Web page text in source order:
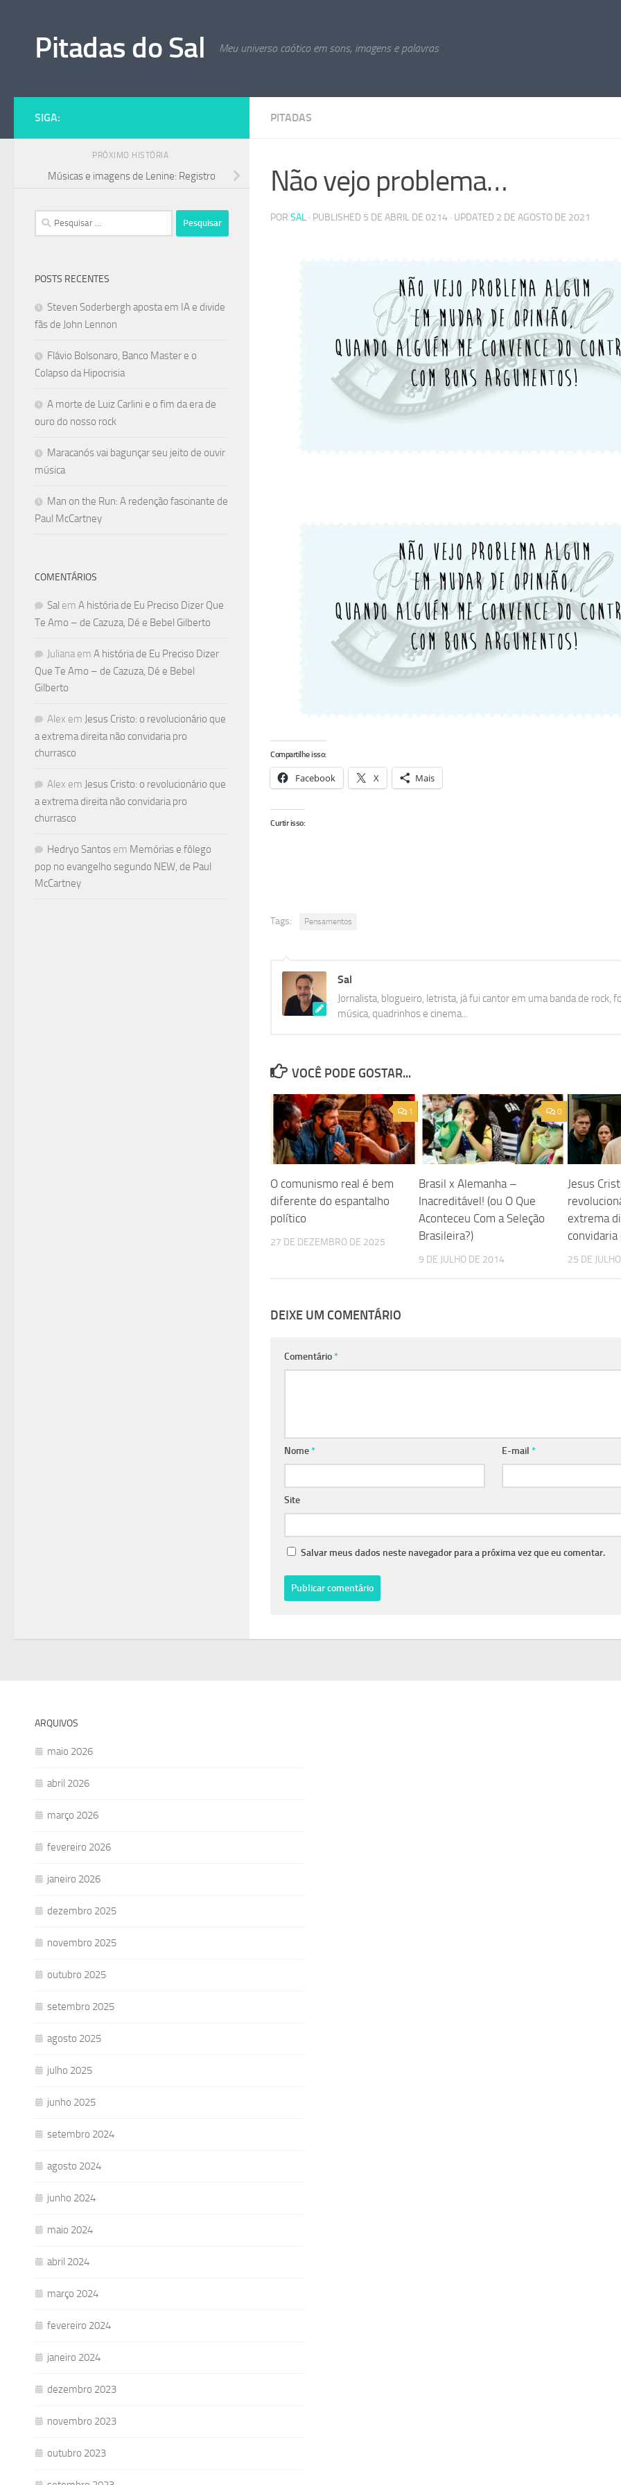
Pitadas do Sal Meu universo caótico em sons, imagens e palavras
PITADAS
Não vejo problema…
POR SAL · PUBLISHED 5 DE ABRIL DE 0214 · UPDATED 2 DE AGOSTO DE 2021
Compartilhe isso:
Facebook X Mais
Curtir isso:
Tags: Pensamentos
Sal
Jornalista, blogueiro, letrista, já fui cantor em uma banda de rock,
música, quadrinhos e cinema...
VOCÊ PODE GOSTAR...
1
O comunismo real é bem
diferente do espantalho
político
27 DE DEZEMBRO DE 2025
0
Brasil x Alemanha –
Inacreditável! (ou O Que
Aconteceu Com a Seleção
Brasileira?)
9 DE JULHO DE 2014
Jesus
extrema
convidaria
25 DE
DEIXE UM COMENTÁRIO
Comentário*
Nome* E-mail*
Site
Salvar meus dados neste navegador para a próxima vez que eu comentar.
SIGA:
PRÓXIMO HISTÓRIA
Músicas e imagens de Lenine: Registro
Pesquisar
por:
POSTS RECENTES
Steven Soderbergh aposta em IA e divide
fãs de John Lennon
Flávio Bolsonaro, Banco Master e o
Colapso da Hipocrisia
A morte de Luiz Carlini e o fim da era de
ouro do nosso rock
Maracanós vai bagunçar seu jeito de ouvir
música
Man on the Run: A redenção fascinante de
Paul McCartney
COMENTÁRIOS
Sal em A história de Eu Preciso Dizer Que
Te Amo – de Cazuza, Dé e Bebel Gilberto
Juliana em A história de Eu Preciso Dizer
Que Te Amo – de Cazuza, Dé e Bebel
Gilberto
Alex em Jesus Cristo: o revolucionário que
a extrema direita não convidaria pro
churrasco
Alex em Jesus Cristo: o revolucionário que
a extrema direita não convidaria pro
churrasco
Hedryo Santos em Memórias e fôlego
pop no evangelho segundo NEW, de Paul
McCartney
ARQUIVOS
maio 2026
abril 2026
março 2026
fevereiro 2026
janeiro 2026
dezembro 2025
novembro 2025
outubro 2025
setembro 2025
agosto 2025
julho 2025
junho 2025
setembro 2024
agosto 2024
junho 2024
maio 2024
abril 2024
março 2024
fevereiro 2024
janeiro 2024
dezembro 2023
novembro 2023
outubro 2023